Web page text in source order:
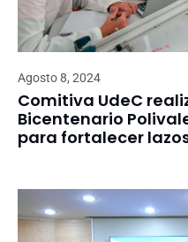
Agosto 8, 2024
Comitiva UdeC
Bicentenario
para fortalecer